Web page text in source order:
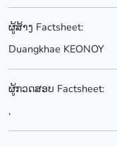
ຜູ້ສ້າງ Factsheet:
Duangkhae KEONOY
ຜູ້ກວດສອບ Factsheet:
,